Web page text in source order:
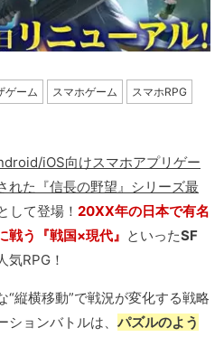
ゲーム スマホゲーム スマホRPG
iOS向けスマホアプリゲー
れた『信長の野望』シリーズ最
して登場！ 20XX年の日本で有名
戦う『戦国×現代』 といったSF
気RPG！
“縦横移動”で戦況が変化する戦略
ョンバトルは、 パズルのよう